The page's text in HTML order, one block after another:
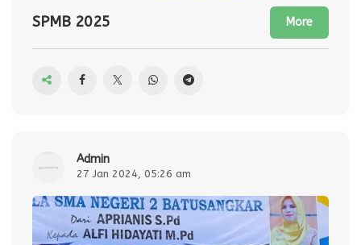
SPMB 2025 More
admin
27 Jan 2024, 05:26 am